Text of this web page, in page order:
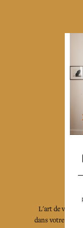
L'art de vivre
dans votre boîte